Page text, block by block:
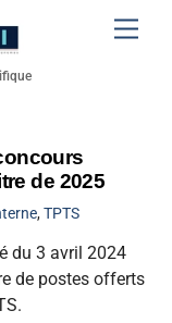
de 2025
,TPTS
du 3 avril 2024
de postes offerts